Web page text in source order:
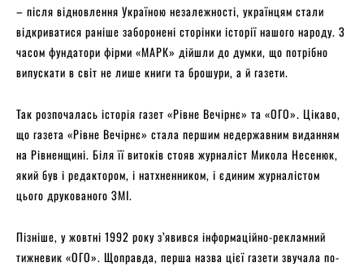
– після відновлення Україною незалежності, українцям стали
відкриватися раніше заборонені сторінки історії нашого народу. З
часом фундатори фірми «МАРК» дійшли до думки, що потрібно
випускати в світ не лише книги та брошури, а й газети.
Так розпочалась історія газет «Рівне Вечірнє» та «ОГО». Цікаво,
що газета «Рівне Вечірнє» стала першим недержавним виданням
на Рівненщині. Біля її витоків стояв журналіст Микола Несенюк,
який був і редактором, і натхненником, і єдиним журналістом
цього друкованого ЗМІ.
Пізніше, у жовтні 1992 року з’явився інформаційно-рекламний
тижневик «ОГО». Щоправда, перша назва цієї газети звучала по-